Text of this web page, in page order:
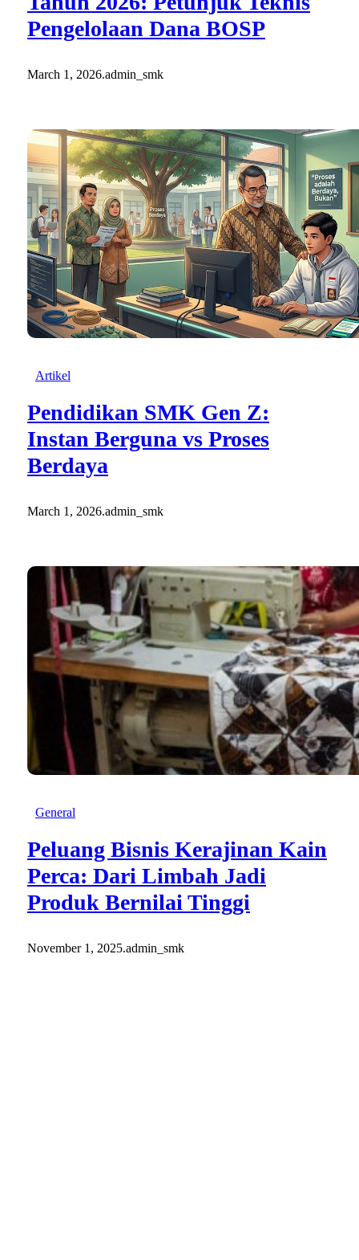
Pengelolaan Dana BOSP
March 1, 2026.admin_smk
Artikel
Pendidikan SMK Gen Z:
Instan Berguna vs Proses
Berdaya
March 1, 2026.admin_smk
General
Peluang Bisnis Kerajinan Kain
Perca: Dari Limbah Jadi
Produk Bernilai Tinggi
November 1, 2025.admin_smk